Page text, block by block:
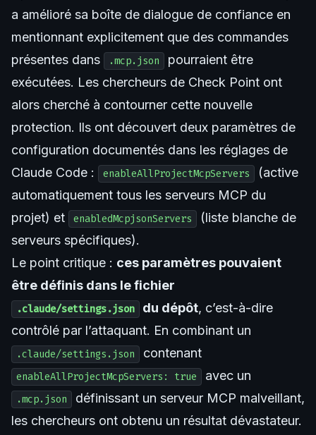
a amélioré sa boîte de dialogue de confiance en
mentionnant explicitement que des commandes
présentes dans
.mcp.json
pourraient être
exécutées. Les chercheurs de Check Point ont
alors cherché à contourner cette nouvelle
protection. Ils ont découvert deux paramètres de
configuration documentés dans les réglages de
Claude Code :
enableAllProjectMcpServers
(active
automatiquement tous les serveurs MCP du
projet) et
enabledMcpjsonServers
(liste blanche de
serveurs spécifiques).
Le point critique : ces paramètres pouvaient
être définis dans le fichier
.claude/settings.json du dépôt, c’est-à-dire
contrôlé par l’attaquant. En combinant un
.claude/settings.json contenant
enableAllProjectMcpServers: true avec un
.mcp.json
définissant un serveur MCP malveillant,
les chercheurs ont obtenu un résultat dévastateur.